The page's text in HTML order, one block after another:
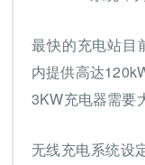
最快的充电站目
内提供高达
3KW充电器需要
无线充电系统设